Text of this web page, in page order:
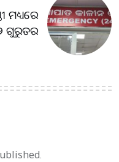
ମଧ୍ୟରେ
ଗୁରୁତର